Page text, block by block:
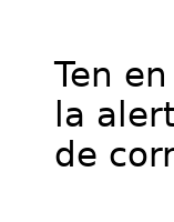
Ten
la
de